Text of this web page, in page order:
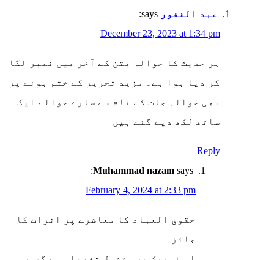
عبد الغفور says:
December 23, 2023 at 1:34 pm
ہر حدیث کا حوالہ متن کے آخر میں نمبر لگا
کر دیا ہوا ہے۔ مزید تحریر کے ختم ہونے پر
بھی حوالہ جات کے نام سے سارے حوالے ایک
ساتھ لکھ دیے گئے ہیں
Reply
Muhammad nazam says:
February 4, 2024 at 2:33 pm
حقوق العباد کا معاشرے پر اثرات کا
جائزہ